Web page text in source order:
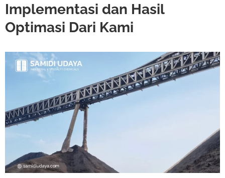
Implementasi dan Hasil
Optimasi Dari Kami